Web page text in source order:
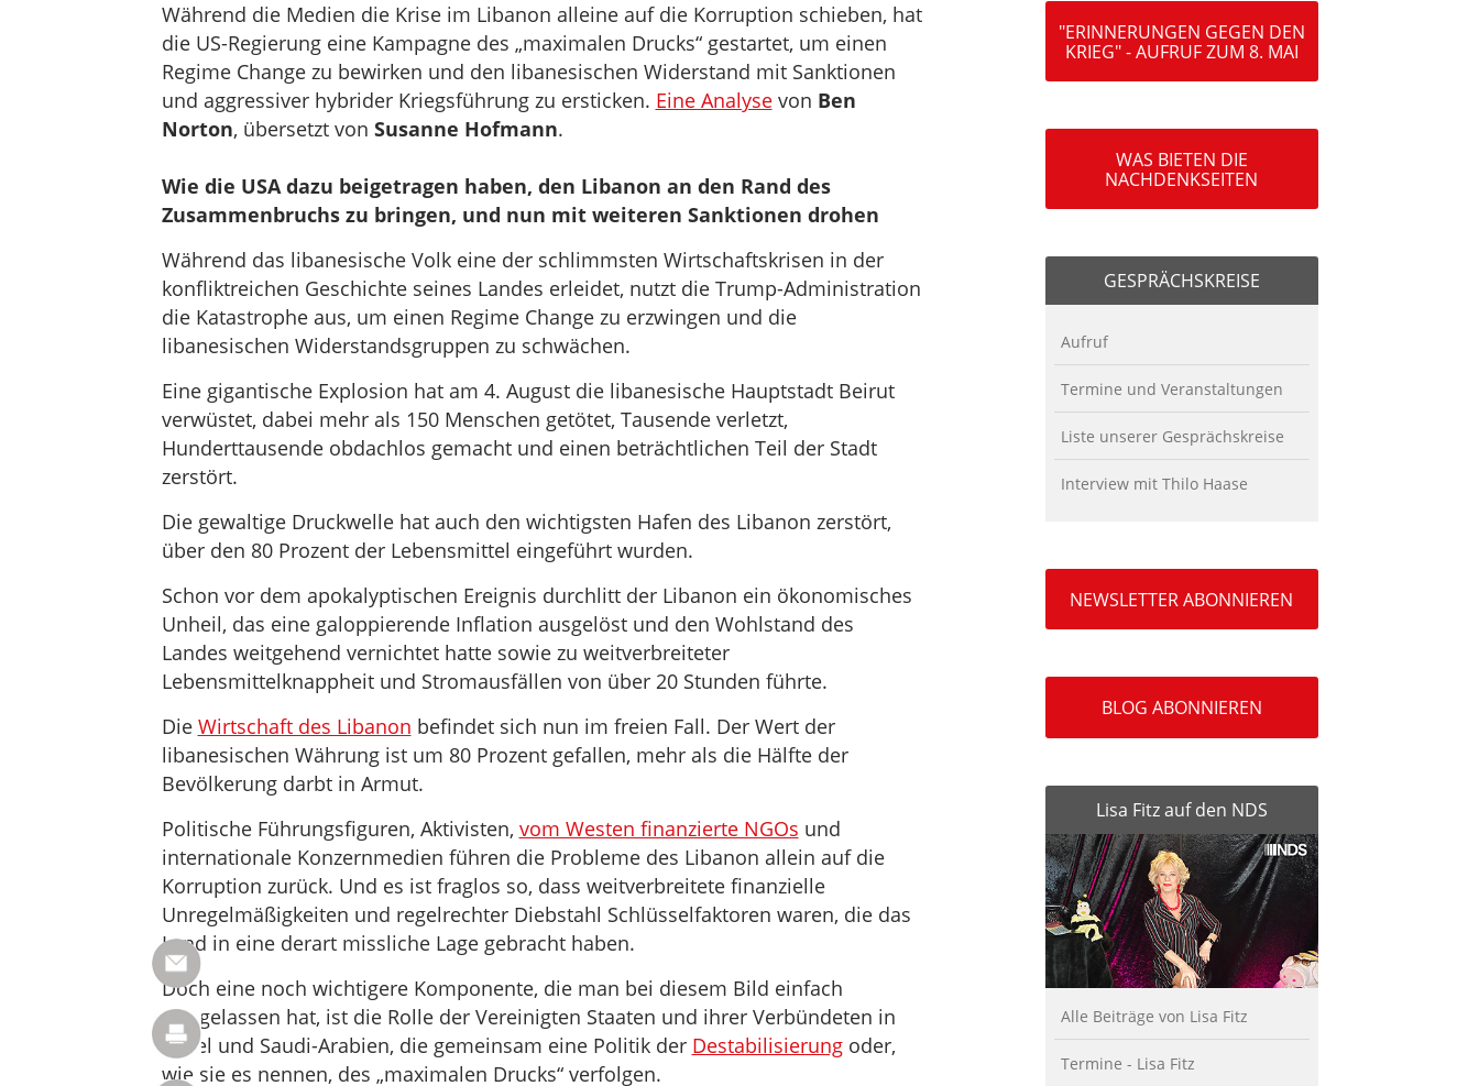
Während die Medien die Krise im Libanon alleine auf die Korruption schieben, hat
die US-Regierung eine Kampagne des „maximalen Drucks“ gestartet, um einen
Regime Change zu bewirken und den libanesischen Widerstand mit Sanktionen
und aggressiver hybrider Kriegsführung zu ersticken. Eine Analysevon Ben
Norton, übersetzt von Susanne Hofmann.
Wie die USA dazu beigetragen haben, den Libanon an den Rand des
Zusammenbruchs zu bringen, und nun mit weiteren Sanktionen drohen
Während das libanesische Volk eine der schlimmsten Wirtschaftskrisen in der
konfliktreichen Geschichte seines Landes erleidet, nutzt die Trump-Administration
die Katastrophe aus, um einen Regime Change zu erzwingen und die
libanesischen Widerstandsgruppen zu schwächen.
Eine gigantische Explosion hat am 4. August die libanesische Hauptstadt Beirut
verwüstet, dabei mehr als 150 Menschen getötet, Tausende verletzt,
Hunderttausende obdachlos gemacht und einen beträchtlichen Teil der Stadt
zerstört.
Die gewaltige Druckwelle hat auch den wichtigsten Hafen des Libanon zerstört,
über den 80 Prozent der Lebensmittel eingeführt wurden.
Schon vor dem apokalyptischen Ereignis durchlitt der Libanon ein ökonomisches
Unheil, das eine galoppierende Inflation ausgelöst und den Wohlstand des
Landes weitgehend vernichtet hatte sowie zu weitverbreiteter
Lebensmittelknappheit und Stromausfällen von über 20 Stunden führte.
Die Wirtschaft des Libanon befindet sich nun im freien Fall. Der Wert der
libanesischen Währung ist um 80 Prozent gefallen, mehr als die Hälfte der
Bevölkerung darbt in Armut.
Politische Führungsfiguren, Aktivisten, vom Westen finanzierte NGOs und
internationale Konzernmedien führen die Probleme des Libanon allein auf die
Korruption zurück. Und es ist fraglos so, dass weitverbreitete finanzielle
Unregelmäßigkeiten und regelrechter Diebstahl Schlüsselfaktoren waren, die das
Land in eine derart missliche Lage gebracht haben.
Doch eine noch wichtigere Komponente, die man bei diesem Bild einfach
weggelassen hat, ist die Rolle der Vereinigten Staaten und ihrer Verbündeten in
Israel und Saudi-Arabien, die gemeinsam eine Politik der Destabilisierungoder,
wie sie es nennen, des „maximalen Drucks“ verfolgen.
"ERINNERUNGEN GEGEN DEN
KRIEG" - AUFRUF ZUM 8. MAI
WAS BIETEN DIE
NACHDENKSEITEN
GESPRÄCHSKREISE
Aufruf
Termine und Veranstaltungen
Liste unserer Gesprächskreise
Interview mit Thilo Haase
NEWSLETTER ABONNIEREN
BLOG ABONNIEREN
Lisa Fitz auf den NDS
Alle Beiträge von Lisa Fitz
Termine - Lisa Fitz